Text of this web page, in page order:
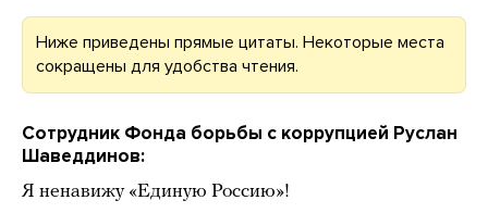
Ниже приведены прямые цитаты. Некоторые места
сокращены для удобства чтения.
Сотрудник Фонда борьбы с коррупцией Руслан
Шаведдинов:
Я ненавижу «Единую Россию»!